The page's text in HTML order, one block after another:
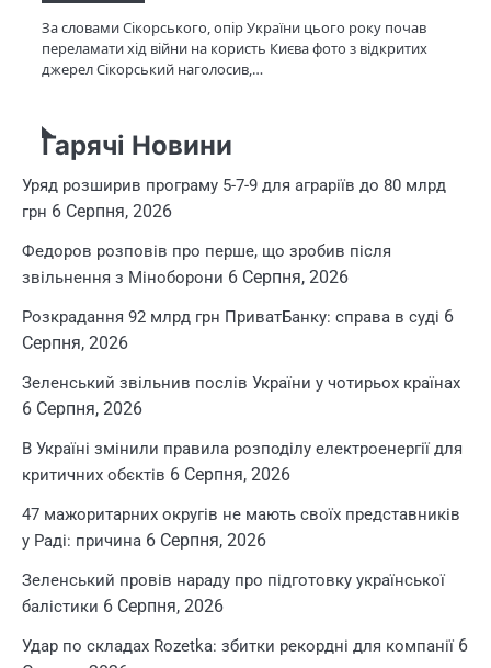
За словами Сікорського, опір України цього року почав
переламати хід війни на користь Києва фото з відкритих
джерел Сікорський наголосив,…
Гарячі Новини
Уряд розширив програму 5-7-9 для аграріїв до 80 млрд
грн 6 Серпня, 2026
Федоров розповів про перше, що зробив після
звільнення з Міноборони 6 Серпня, 2026
Розкрадання 92 млрд грн ПриватБанку: справа в суді 6
Серпня, 2026
Зеленський звільнив послів України у чотирьох країнах
6 Серпня, 2026
В Україні змінили правила розподілу електроенергії для
критичних обєктів 6 Серпня, 2026
47 мажоритарних округів не мають своїх представників
у Раді: причина 6 Серпня, 2026
Зеленський провів нараду про підготовку української
балістики 6 Серпня, 2026
Удар по складах Rozetka: збитки рекордні для компанії 6